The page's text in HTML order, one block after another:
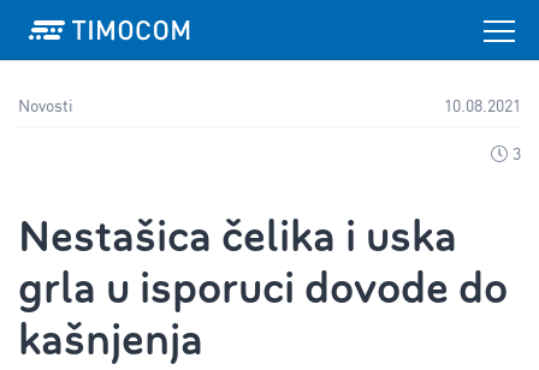
Novosti 10.08.2021
3
Nestašica čelika i uska
grla u isporuci dovode do
kašnjenja